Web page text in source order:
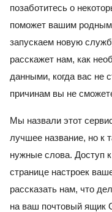
позаботитесь о
поможет вашим
запускаем новую
расскажет нам, как
данными, когда вас не
причинам вы не
Мы назвали этот
лучшее название, но к
нужные слова. Доступ
странице настроек
рассказать нам, что
на ваш почтовый ящик